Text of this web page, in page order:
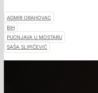
ADMIR ORAHOVAC
BiH
PUCNJAVA U MOSTARU
SAŠA SLIPIČEVIĆ